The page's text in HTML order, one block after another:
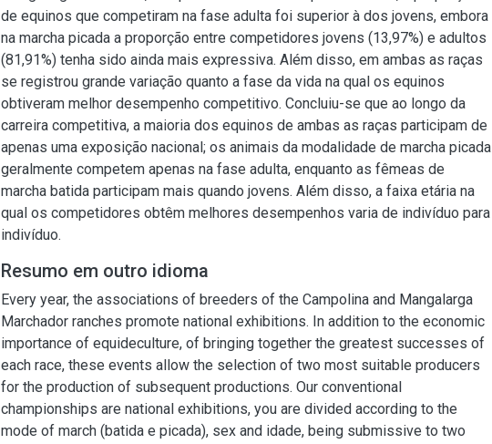
de equinos que competiram na fase adulta foi superior à dos jovens, embora
na marcha picada a proporção entre competidores jovens (13,97%) e adultos
(81,91%) tenha sido ainda mais expressiva. Além disso, em ambas as raças
se registrou grande variação quanto a fase da vida na qual os equinos
obtiveram melhor desempenho competitivo. Concluiu-se que ao longo da
carreira competitiva, a maioria dos equinos de ambas as raças participam de
apenas uma exposição nacional; os animais da modalidade de marcha picada
geralmente competem apenas na fase adulta, enquanto as fêmeas de
marcha batida participam mais quando jovens. Além disso, a faixa etária na
qual os competidores obtêm melhores desempenhos varia de indivíduo para
indivíduo.
Resumo em outro idioma
Every year, the associations of breeders of the Campolina and Mangalarga
Marchador ranches promote national exhibitions. In addition to the economic
importance of equideculture, of bringing together the greatest successes of
each race, these events allow the selection of two most suitable producers
for the production of subsequent productions. Our conventional
championships are national exhibitions, you are divided according to the
mode of march (batida e picada), sex and idade, being submissive to two